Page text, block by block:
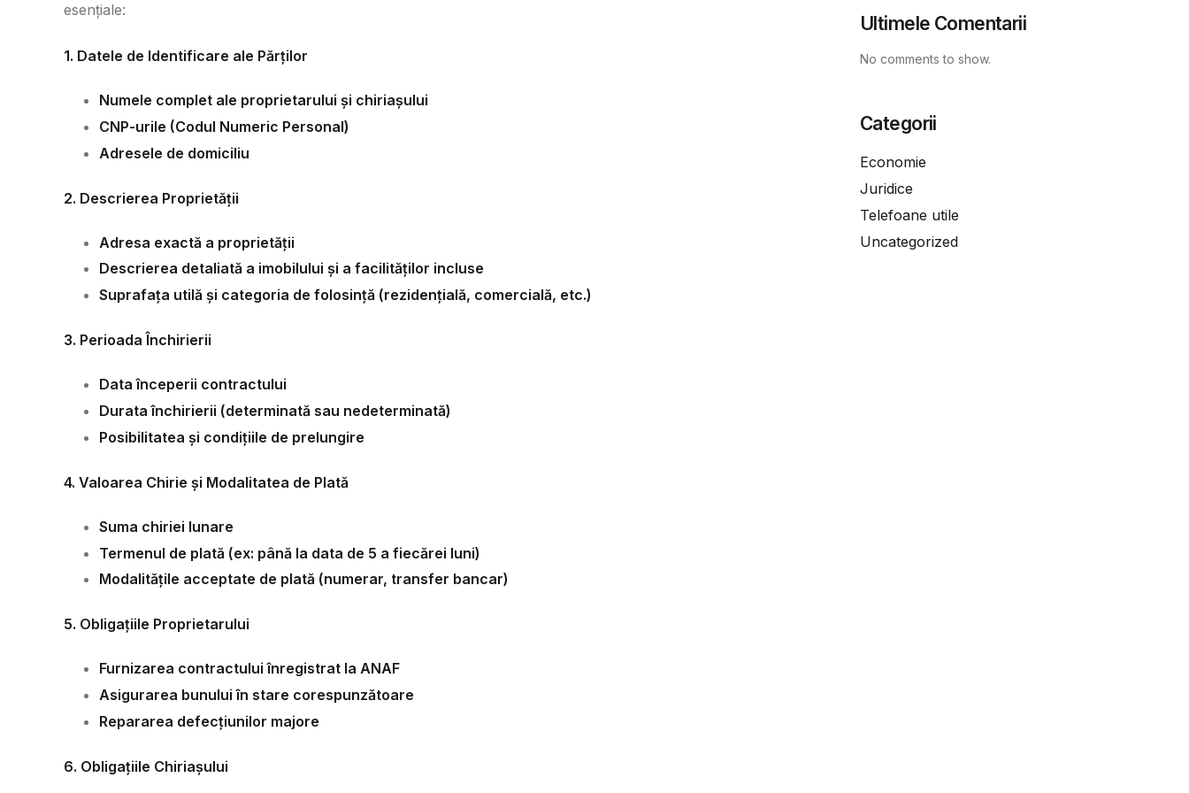
esențiale:
1. Datele de Identificare ale Părților
Numele complet ale proprietarului și chiriașului
CNP-urile (Codul Numeric Personal)
Adresele de domiciliu
2. Descrierea Proprietății
Adresa exactă a proprietății
Descrierea detaliată a imobilului și a facilităților incluse
Suprafața utilă și categoria de folosință (rezidențială, comercială, etc.)
3. Perioada Închirierii
Data începerii contractului
Durata închirierii (determinată sau nedeterminată)
Posibilitatea și condițiile de prelungire
4. Valoarea Chirie și Modalitatea de Plată
Suma chiriei lunare
Termenul de plată (ex: până la data de 5 a fiecărei luni)
Modalitățile acceptate de plată (numerar, transfer bancar)
5. Obligațiile Proprietarului
Furnizarea contractului înregistrat la ANAF
Asigurarea bunului în stare corespunzătoare
Repararea defecțiunilor majore
6. Obligațiile Chiriașului
Ultimele Comentarii
No comments to show.
Categorii
Economie
Juridice
Telefoane utile
Uncategorized